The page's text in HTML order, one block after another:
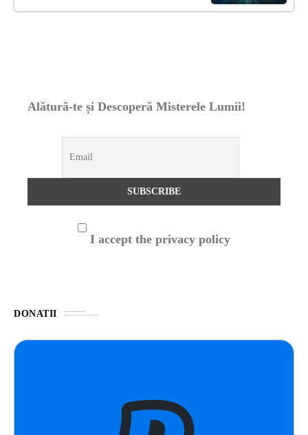
Alătură-te și Descoperă Misterele Lumii!
I accept the privacy policy
DONATII